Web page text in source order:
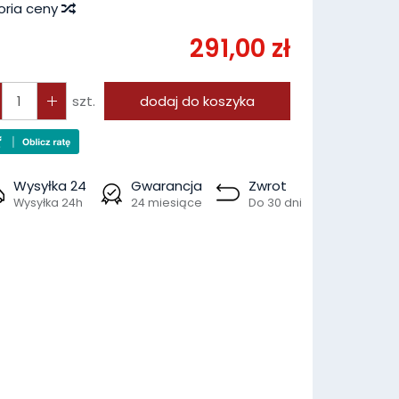
ceny
291,00 zł
szt. dodaj do koszyka
Wysyłka 24
Wysyłka 24h
Gwarancja
24 miesiące
Zwrot
Do 30 dni